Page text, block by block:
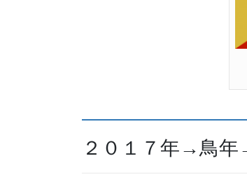
２０１７年→鳥年